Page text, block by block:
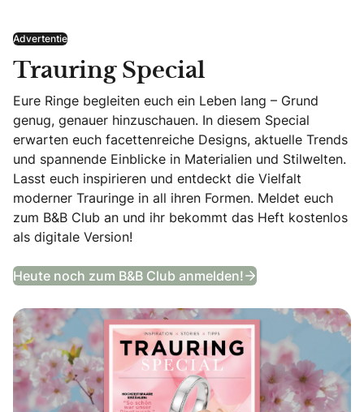
Advertentie
Trauring Special
Eure Ringe begleiten euch ein Leben lang – Grund
genug, genauer hinzuschauen. In diesem Special
erwarten euch facettenreiche Designs, aktuelle Trends
und spannende Einblicke in Materialien und Stilwelten.
Lasst euch inspirieren und entdeckt die Vielfalt
moderner Trauringe in all ihren Formen. Meldet euch
zum B&B Club an und ihr bekommt das Heft kostenlos
als digitale Version!
Heute noch zum B&B Club anmelden! Trauring Special